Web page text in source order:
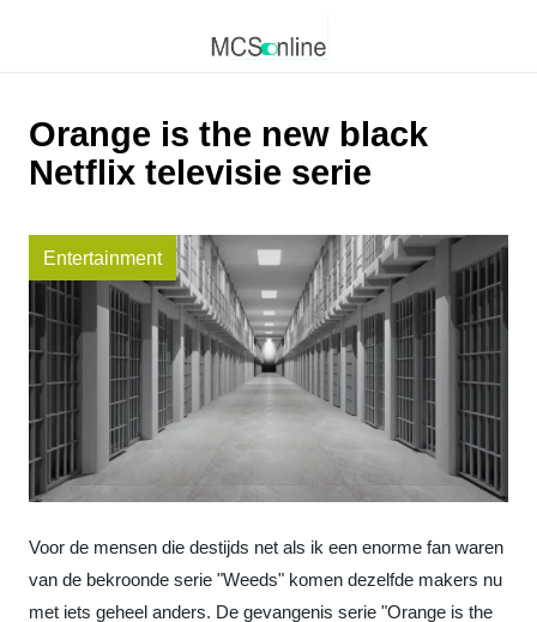
Orange is the new black
Netflix televisie serie
Entertainment
Voor de mensen die destijds net als ik een enorme fan waren
van de bekroonde serie "Weeds" komen dezelfde makers nu
met iets geheel anders. De gevangenis serie "Orange is the